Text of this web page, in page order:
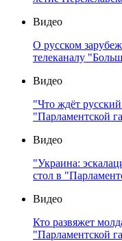
Видео
О русском
телеканалу
Видео
"Что ждёт
"Парламентской
Видео
"Украина:
стол в
Видео
Кто развяжет
"Парламентской